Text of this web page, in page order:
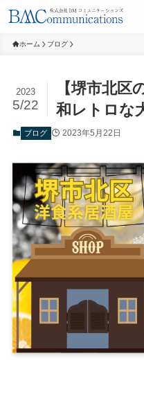
ホーム ブログ
【堺市北区
和レトロな
2023
5/22
ブログ 2023年5月22日